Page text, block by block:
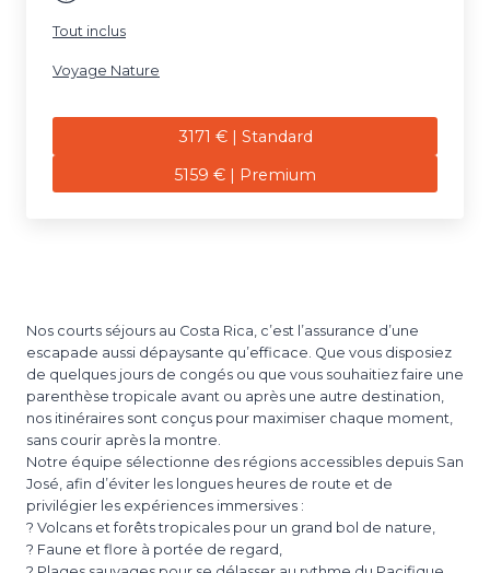
Tout inclus
Voyage Nature
3171 € | Standard
5159 € | Premium
Nos courts séjours au Costa Rica, c’est l’assurance d’une
escapade aussi dépaysante qu’efficace. Que vous disposiez
de quelques jours de congés ou que vous souhaitiez faire une
parenthèse tropicale avant ou après une autre destination,
nos itinéraires sont conçus pour maximiser chaque moment,
sans courir après la montre.
Notre équipe sélectionne des régions accessibles depuis San
José, afin d’éviter les longues heures de route et de
privilégier les expériences immersives :
? Volcans et forêts tropicales pour un grand bol de nature,
? Faune et flore à portée de regard,